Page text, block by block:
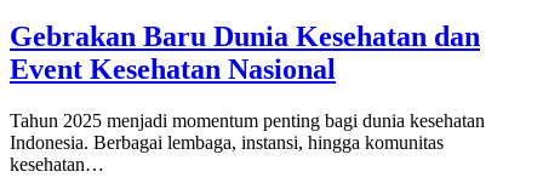
Gebrakan Baru Dunia Kesehatan dan
Event Kesehatan Nasional
Tahun 2025 menjadi momentum penting bagi dunia kesehatan
Indonesia. Berbagai lembaga, instansi, hingga komunitas
kesehatan…